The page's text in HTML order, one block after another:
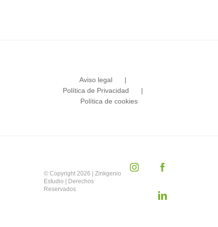
Aviso legal
Política de Privacidad
Política de cookies
© Copyright 2026 | Zinkgenio
Estudio | Derechos
Reservados
InstagramFacebook
LinkedIn